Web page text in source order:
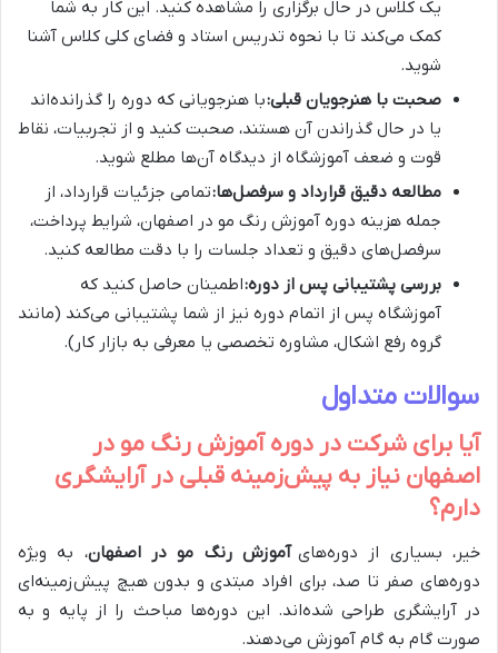
یک کلاس در حال برگزاری را مشاهده کنید. این کار به شما
کمک می‌کند تا با نحوه تدریس استاد و فضای کلی کلاس آشنا
شوید.
صحبت با هنرجویان قبلی:با هنرجویانی که دوره را گذرانده‌اند
یا در حال گذراندن آن هستند، صحبت کنید و از تجربیات، نقاط
قوت و ضعف آموزشگاه از دیدگاه آن‌ها مطلع شوید.
مطالعه دقیق قرارداد و سرفصل‌ها:تمامی جزئیات قرارداد، از
جمله هزینه دوره آموزش رنگ مو در اصفهان، شرایط پرداخت،
سرفصل‌های دقیق و تعداد جلسات را با دقت مطالعه کنید.
بررسی پشتیبانی پس از دوره:اطمینان حاصل کنید که
آموزشگاه پس از اتمام دوره نیز از شما پشتیبانی می‌کند (مانند
گروه رفع اشکال، مشاوره تخصصی یا معرفی به بازار کار).
سوالات متداول
آیا برای شرکت در دوره آموزش رنگ مو در
اصفهان نیاز به پیش‌زمینه قبلی در آرایشگری
دارم؟
خیر، بسیاری از دوره‌های آموزش رنگ مو در اصفهان، به ویژه
دوره‌های صفر تا صد، برای افراد مبتدی و بدون هیچ پیش‌زمینه‌ای
در آرایشگری طراحی شده‌اند. این دوره‌ها مباحث را از پایه و به
صورت گام به گام آموزش می‌دهند.